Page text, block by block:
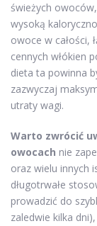
świeżych
wysoką
owoce w całości,
cennych włókien
dieta ta powinna
zazwyczaj
utraty wagi.
Warto zwrócić
owocach nie
oraz wielu innych
długotrwałe
prowadzić do
zaledwie kilka